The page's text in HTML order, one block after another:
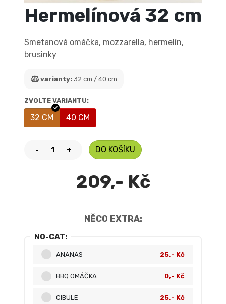
Hermelínová 32 cm
Smetanová omáčka, mozzarella, hermelín,
brusinky
varianty: 32 cm / 40 cm
ZVOLTE VARIANTU:
32 CM 40 CM
- + DO KOŠÍKU
209,- Kč
NĚCO EXTRA:
NO-CAT:
ANANAS 25,- Kč
BBQ OMÁČKA 0,- Kč
CIBULE 25,- Kč